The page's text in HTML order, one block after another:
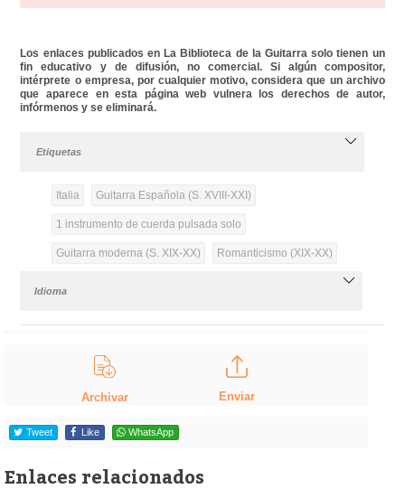
Los enlaces publicados en La Biblioteca de la Guitarra solo tienen un
fin educativo y de difusión, no comercial. Si algún compositor,
intérprete o empresa, por cualquier motivo, considera que un archivo
que aparece en esta página web vulnera los derechos de autor,
infórmenos y se eliminará.
Etiquetas
Italia Guitarra Española (S. XVIII-XXI)
1 instrumento de cuerda pulsada solo
Guitarra moderna (S. XIX-XX) Romanticismo (XIX-XX)
Idioma
Archivar Enviar
Tweet Like WhatsApp
Enlaces relacionados